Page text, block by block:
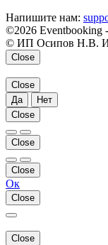
Напишите нам:
©2026 Eventbooking
© ИП Осипов Н.В.
Close
Close
Да
Нет
Close
Close
Close
Ок
Close
Close